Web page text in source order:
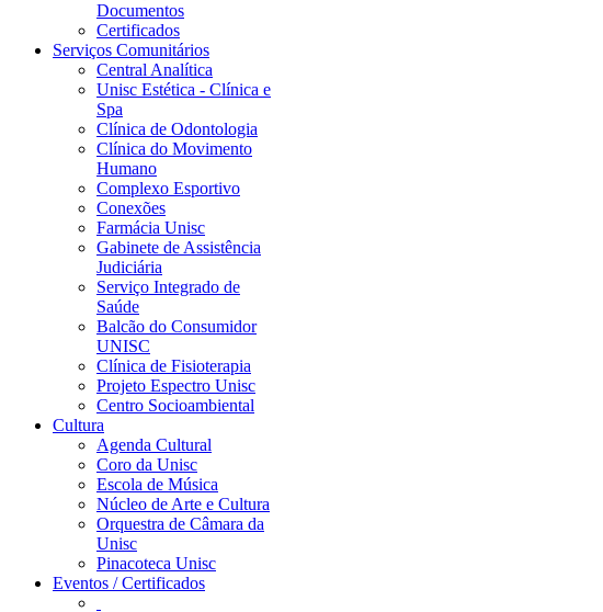
Documentos
Certificados
Serviços Comunitários
Central Analítica
Unisc Estética - Clínica e
Spa
Clínica de Odontologia
Clínica do Movimento
Humano
Complexo Esportivo
Conexões
Farmácia Unisc
Gabinete de Assistência
Judiciária
Serviço Integrado de
Saúde
Balcão do Consumidor
UNISC
Clínica de Fisioterapia
Projeto Espectro Unisc
Centro Socioambiental
Cultura
Agenda Cultural
Coro da Unisc
Escola de Música
Núcleo de Arte e Cultura
Orquestra de Câmara da
Unisc
Pinacoteca Unisc
Eventos / Certificados